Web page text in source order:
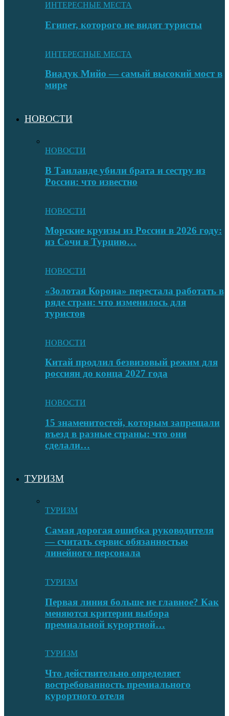
ИНТЕРЕСНЫЕ МЕСТА
Египет, которого не видят туристы
ИНТЕРЕСНЫЕ МЕСТА
Виадук Мийо — самый высокий мост в
мире
НОВОСТИ
НОВОСТИ
В Таиланде убили брата и сестру из
России: что известно
НОВОСТИ
Морские круизы из России в 2026 году:
из Сочи в Турцию…
НОВОСТИ
«Золотая Корона» перестала работать в
ряде стран: что изменилось для
туристов
НОВОСТИ
Китай продлил безвизовый режим для
россиян до конца 2027 года
НОВОСТИ
15 знаменитостей, которым запрещали
въезд в разные страны: что они
сделали…
ТУРИЗМ
ТУРИЗМ
Самая дорогая ошибка руководителя
— считать сервис обязанностью
линейного персонала
ТУРИЗМ
Первая линия больше не главное? Как
меняются критерии выбора
премиальной курортной…
ТУРИЗМ
Что действительно определяет
востребованность премиального
курортного отеля